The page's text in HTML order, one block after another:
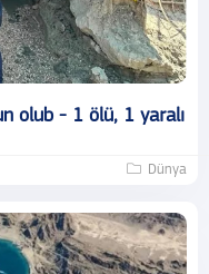
olub - 1 ölü, 1 yaralı
Dünya